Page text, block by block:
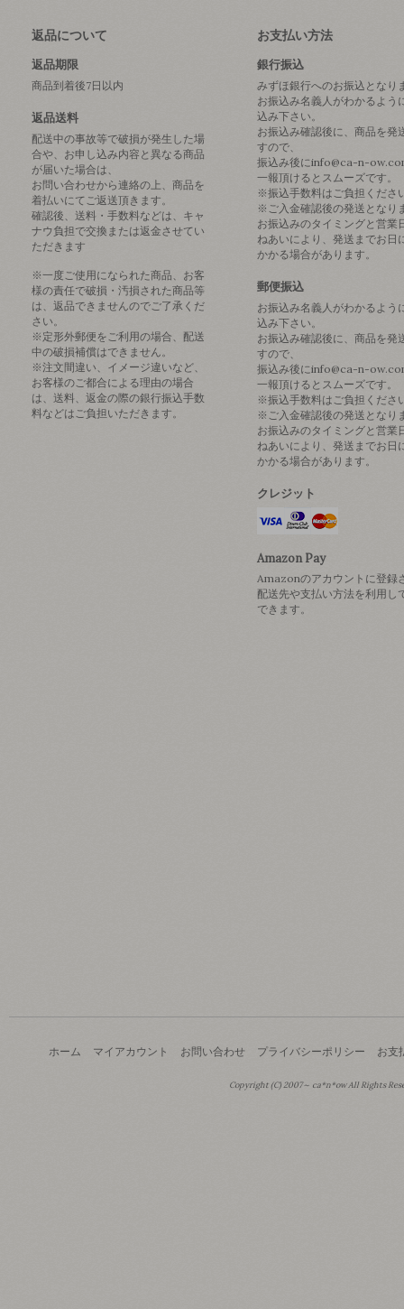
返品について
返品期限
商品到着後7日以内
返品送料
配送中の事故等で破損が発生した場
合や、お申し込み内容と異なる商品
が届いた場合は、
お問い合わせから連絡の上、商品を
着払いにてご返送頂きます。
確認後、送料・手数料などは、キャ
ナウ負担で交換または返金させてい
ただきます
※一度ご使用になられた商品、お客
様の責任で破損・汚損された商品等
は、返品できませんのでご了承くだ
さい。
※定形外郵便をご利用の場合、配送
中の破損補償はできません。
※注文間違い、イメージ違いなど、
お客様のご都合による理由の場合
は、送料、返金の際の銀行振込手数
料などはご負担いただきます。
お支払い方法
銀行振込
みずほ銀行へのお振込となり
お振込み名義人がわかるよう
込み下さい。
お振込み確認後に、商品を発
すので、
振込み後にinfo@ca-n-
一報頂けるとスムーズです。
※振込手数料はご負担くださ
※ご入金確認後の発送となり
お振込みのタイミングと営業
ねあいにより、発送までお日
かかる場合があります。
郵便振込
お振込み名義人がわかるよう
込み下さい。
お振込み確認後に、商品を発
すので、
振込み後にinfo@ca-n-
一報頂けるとスムーズです。
※振込手数料はご負担くださ
※ご入金確認後の発送となり
お振込みのタイミングと営業
ねあいにより、発送までお日
かかる場合があります。
クレジット
Amazon Pay
Amazonのアカウントに登録
配送先や支払い方法を利用し
できます。
ホーム マイアカウント お問い合わせ プライバシーポリシー お支
Copyright (C) 2007～ ca*n*ow All Rights